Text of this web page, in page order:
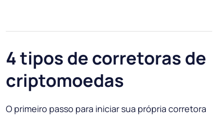
4 tipos de corretoras de
criptomoedas
O primeiro passo para iniciar sua própria corretora